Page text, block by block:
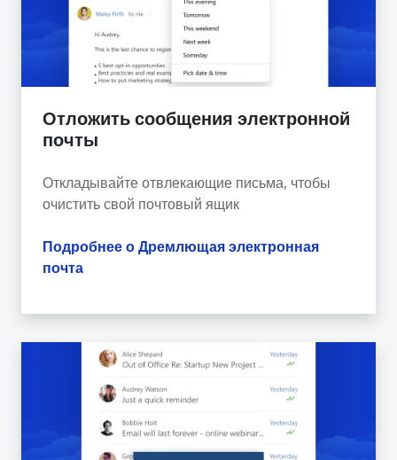
Отложить сообщения электронной
почты
Откладывайте отвлекающие письма, чтобы
очистить свой почтовый ящик
Подробнее о Дремлющая электронная
почта